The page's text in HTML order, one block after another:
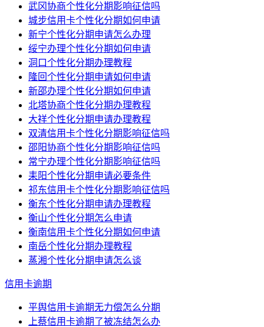
武冈协商个性化分期影响征信吗
城步信用卡个性化分期如何申请
新宁个性化分期申请怎么办理
绥宁办理个性化分期如何申请
洞口个性化分期办理教程
隆回个性化分期申请如何申请
新邵办理个性化分期如何申请
北塔协商个性化分期办理教程
大祥个性化分期申请办理教程
双清信用卡个性化分期影响征信吗
邵阳协商个性化分期影响征信吗
常宁办理个性化分期影响征信吗
耒阳个性化分期申请必要条件
祁东信用卡个性化分期影响征信吗
衡东个性化分期申请办理教程
衡山个性化分期怎么申请
衡南信用卡个性化分期如何申请
南岳个性化分期办理教程
蒸湘个性化分期申请怎么谈
信用卡逾期
平舆信用卡逾期无力偿怎么分期
上蔡信用卡逾期了被冻结怎么办